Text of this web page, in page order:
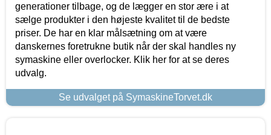
generationer tilbage, og de lægger en stor ære i at
sælge produkter i den højeste kvalitet til de bedste
priser. De har en klar målsætning om at være
danskernes foretrukne butik når der skal handles ny
symaskine eller overlocker. Klik her for at se deres
udvalg.
Se udvalget på SymaskineTorvet.dk